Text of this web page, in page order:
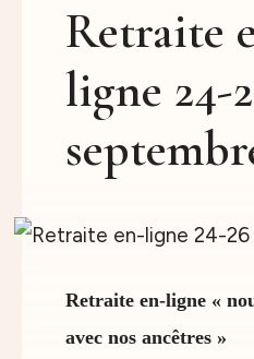
Retraite
ligne 24-
Retraite en-ligne «
avec nos ancêtres »